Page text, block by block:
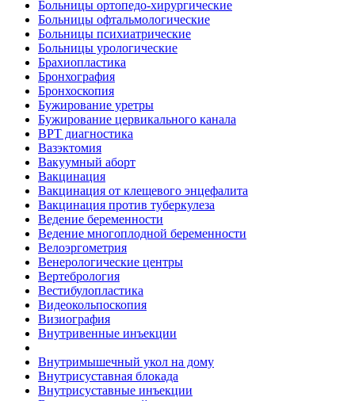
Больницы ортопедо-хирургические
Больницы офтальмологические
Больницы психиатрические
Больницы урологические
Брахиопластика
Бронхография
Бронхоскопия
Бужирование уретры
Бужирование цервикального канала
ВРТ диагностика
Вазэктомия
Вакуумный аборт
Вакцинация
Вакцинация от клещевого энцефалита
Вакцинация против туберкулеза
Ведение беременности
Ведение многоплодной беременности
Велоэргометрия
Венерологические центры
Вертебрология
Вестибулопластика
Видеокольпоскопия
Визиография
Внутривенные инъекции
Внутримышечный укол на дому
Внутрисуставная блокада
Внутрисуставные инъекции